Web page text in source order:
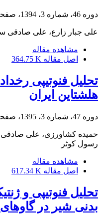
دوره 46، شماره 3، 1394، صفحه
علی جبار زارع، علی صادقی
مشاهده مقاله
اصل مقاله 364.75 K
تحلیل فنوتیپی
هلشتاین ایران
دوره 47، شماره 3، 1395، صفحه
حمیده کشاورزی، علی صادقی
رسول کوثر
مشاهده مقاله
اصل مقاله 617.34 K
تحلیل فنوتیپی و
بدنی شیر در